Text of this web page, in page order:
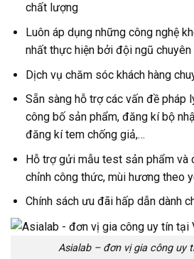
chất lượng
Luôn áp dụng những công nghệ
nhất thực hiện bởi đội ngũ
Dịch vụ chăm sóc khách hàng
Sẵn sàng hỗ trợ các vấn đề pháp
công bố sản phẩm, đăng kí bộ
đăng kí tem chống giả,…
Hỗ trợ gửi mẫu test sản phẩm và
chỉnh công thức, mùi hương theo
Chính sách ưu đãi hấp dẫn dành
Asialab – đơn vị gia công uy